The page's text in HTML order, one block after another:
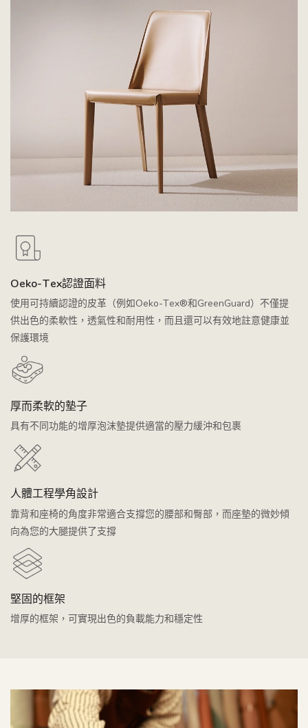
Oeko-Tex認證面料
使用可持續認證的皮革（例如Oeko-Tex®和GreenGuard）不僅提
供出色的柔軟性，透氣性和耐用性，而且還可以有效地註意健康並
保護環境
厚而柔軟的墊子
具有不同功能的增厚泡沫墊提供適當的壓力緩沖和包裹
人體工程學角設計
靠背和座椅的角度非常適合支撐您的腰部和臀部，而座墊的微妙傾
向為您的大腿提供了支撐
堅固的框架
增厚的框架，可實現出色的負載能力和穩定性